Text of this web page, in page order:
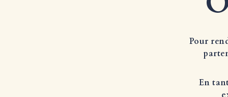
Pour
En